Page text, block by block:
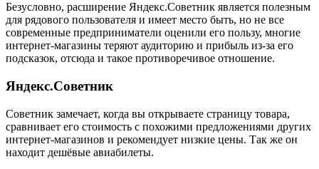
Безусловно, расширение Яндекс.Советник является полезным
для рядового пользователя и имеет место быть, но не все
современные предприниматели оценили его пользу, многие
интернет-магазины теряют аудиторию и прибыль из-за его
подсказок, отсюда и такое противоречивое отношение.
Яндекс.Советник
Советник замечает, когда вы открываете страницу товара,
сравнивает его стоимость с похожими предложениями других
интернет-магазинов и рекомендует низкие цены. Так же он
находит дешёвые авиабилеты.